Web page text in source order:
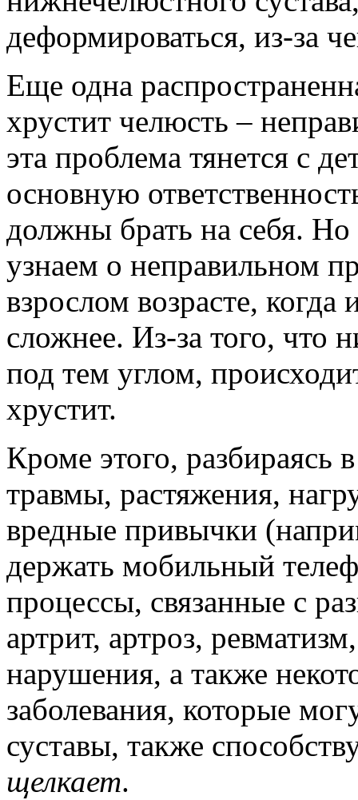
деформироваться, из-за
Еще одна
хрустит челюсть –
эта проблема тянется с
основную
должны брать на себя. Но
узнаем о неправильном
взрослом возрасте,
сложнее. Из-за того, что
под тем углом,
хрустит.
Кроме этого, разбираясь
травмы, растяжения,
вредные привычки
держать мобильный
процессы, связанные с
артрит, артроз,
нарушения, а также
заболевания, которые
суставы, также
щелкает.